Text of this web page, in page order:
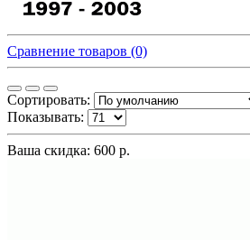
Сравнение товаров (0)
Сортировать:
Показывать:
Ваша скидка: 600 р.